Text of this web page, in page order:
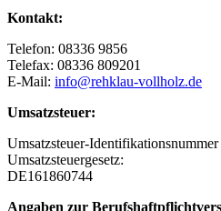
Kontakt:
Telefon: 08336 9856
Telefax: 08336 809201
E-Mail: info@rehklau-vollholz.de
Umsatzsteuer:
Umsatzsteuer-Identifikationsnummer
Umsatzsteuergesetz:
DE161860744
Angaben zur